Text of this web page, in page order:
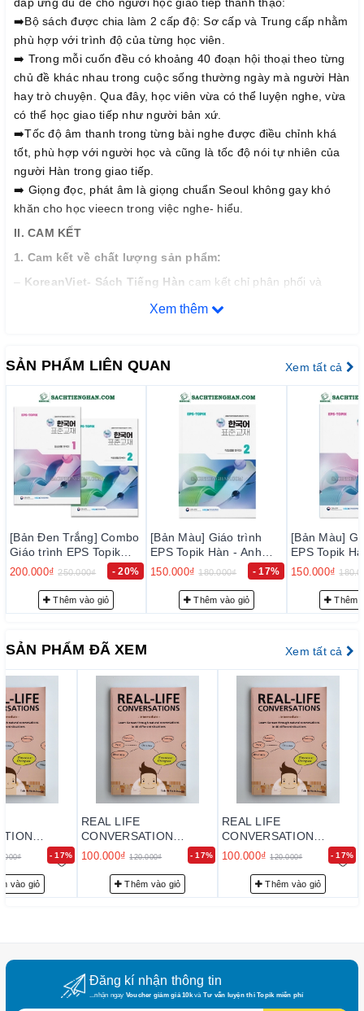
➡️Bộ sách được chia làm 2 cấp độ: Sơ cấp và Trung cấp nhằm
phù hợp với trình độ của từng học viên.
➡️ Trong mỗi cuốn đều có khoảng 40 đoạn hội thoại theo từng
chủ đề khác nhau trong cuộc sống thường ngày mà người Hàn
hay trò chuyện. Qua đây, học viên vừa có thể luyện nghe, vừa
có thể học giao tiếp như người bản xứ.
➡️Tốc độ âm thanh trong từng bài nghe được điều chỉnh khá
tốt, phù hợp với người học và cũng là tốc độ nói tự nhiên của
người Hàn trong giao tiếp.
➡️ Giọng đọc, phát âm là giọng chuẩn Seoul không gay khó
khăn cho học vieecn trong việc nghe- hiểu.
II. CAM KẾT
1. Cam kết về chất lượng sản phẩm:
– KoreanViet- Sách Tiếng Hàn cam kết chỉ phân phối và
mang đến cho quý khách hàng những đầu sách tiếng Hàn chất
– Bảo đảm mỗi quyển sách trước khi xuất kho đều phải qua
trong thời gian sớm nhất, nhằm đạt tiêu chuẩn chất lượng tốt
với độ tin cậy cao, thoả mãn nhu cầu của khách hàng.
– Luôn luôn lắng nghe, luôn luôn cải tiến để chất lượng của
sản phẩm và dịch vụ ngày càng tốt hơn.
2. Cam kết vềphụ c vụ c bán hàng:
Đội ngũ tư vấn viên của chúng tôi sẽ tư vấn thông tin trước
bán hàng cho quý khách những sự lựa chọn phù hợp nhất với
nhu cầu… nhằm giảm giúp khách hàng có sự lựa chọn phù
hợp với trình độ của mình.
3. Cam kết vềphụ án hàng:
– Giao hàng nhanh và đúng thời gian theo yêu cầu.
– Tư vấn FREE học tiếng Hàn, hướng dẫn thi Topik đạt điểm
cao với đội ngũ admin Topik 5,6
Xem thêm
SẢN PHẨM LIÊN QUAN Xem tất cả
[Bản Đen Trắng] Combo
Giáo trình EPS Topik
Hàn - Anh Bản Mới 2024
NEW 한국어 표준교재
1+2 (일상생활 한국어)
200.000₫ 250.000₫ - 20%
Thêm vào giỏ
[Bản Màu] Giáo trình
EPS Topik Hàn - Anh
Bản Mới 2024 Tập 2 -
EPS-Topik NEW 한국어
표준교재 2 (일상생활 한
국어)
150.000₫ 180.000₫ - 17%
Thêm vào giỏ
[Bản Màu]
EPS Topik
Bản Mới
표준교재 1 (
국어)
150.000₫
Thêm
SẢN PHẨM ĐÃ XEM Xem tất cả
- 17%
vào giỏ
- 17%
REAL LIFE
CONVERSATION
INTERMEDIATE
100.000₫ 120.000₫
Thêm vào giỏ
- 17%
REAL LIFE
CONVERSATION
INTERMEDIATE
100.000₫ 120.000₫
Thêm vào giỏ
Đăng kí nhận thông tin
...nhận ngay Voucher giảm giá 10kvà Tư vấn luyện thi Topik miễn phí